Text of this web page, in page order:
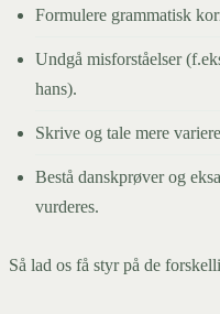
Formulere grammatisk
Undgå misforståelser
hans).
Skrive og tale mere
Bestå danskprøver og
vurderes.
Så lad os få styr på de